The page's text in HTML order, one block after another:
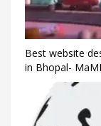
Best website
in Bhopal-